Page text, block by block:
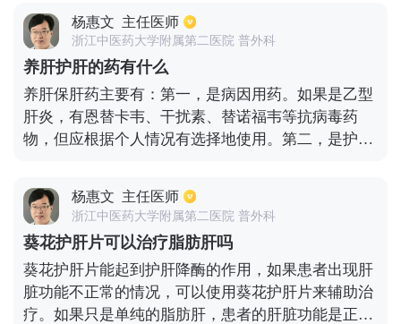
橄榄菜、大白菜、柠檬、橘子、柚子、番茄、木瓜、
红萝卜等。还有一些含有锌的食物，最常见的是海产
品、扇贝、沙丁鱼、蛎蝗、猪肝、南瓜子、芝麻等食
物，可以起到保肝的作用；如果有肝功能异常的情
况，建议完善肝功能及腹部CT检查，必要时予以护肝
治疗。
杨惠文 主任医师
浙江中医药大学附属第二医院 普外科
养肝护肝的药有什么
养肝保肝药主要有：第一，是病因用药。如果是乙型
肝炎，有恩替卡韦、干扰素、替诺福韦等抗病毒药
物，但应根据个人情况有选择地使用。第二，是护肝
等。第三，是酶还原药，目前常用的酶还原药有复方
甘草酸苷胶囊、双环醇片。第四，如果有黄疸，有丹
参、熊去氧胆酸等。第五，抗肝硬化药物，如有肝硬
化或肝纤维化，有扶正化瘀胶囊、安络化纤丸等抗纤
维化药物。最后，上述药物不宜盲目使用，应根据个
人情况选择适当的药物治疗。
杨惠文 主任医师
浙江中医药大学附属第二医院 普外科
葵花护肝片可以治疗脂肪肝吗
葵花护肝片能起到护肝降酶的作用，如果患者出现肝
脏功能不正常的情况，可以使用葵花护肝片来辅助治
疗。如果只是单纯的脂肪肝，患者的肝脏功能是正常